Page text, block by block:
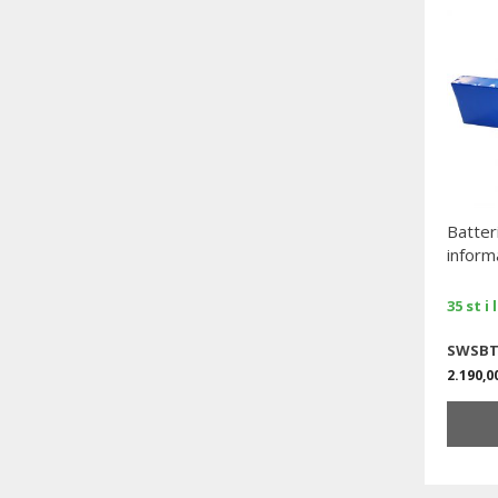
35 st i